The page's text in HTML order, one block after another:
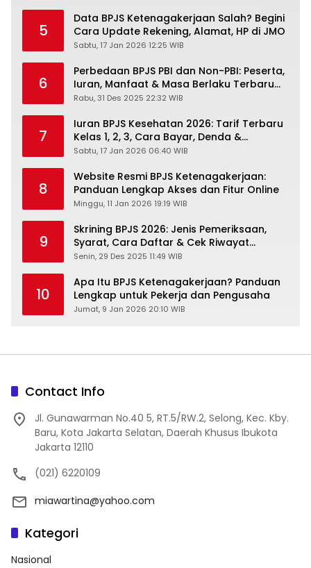
5
Data BPJS Ketenagakerjaan Salah? Begini
Cara Update Rekening, Alamat, HP di JMO
Sabtu, 17 Jan 2026 12:25 WIB
6
Perbedaan BPJS PBI dan Non-PBI: Peserta,
Iuran, Manfaat & Masa Berlaku Terbaru
2026
Rabu, 31 Des 2025 22:32 WIB
7
Iuran BPJS Kesehatan 2026: Tarif Terbaru
Kelas 1, 2, 3, Cara Bayar, Denda &
Panduan Lengkap Peserta JKN-KIS
Sabtu, 17 Jan 2026 06:40 WIB
8
Website Resmi BPJS Ketenagakerjaan:
Panduan Lengkap Akses dan Fitur Online
Minggu, 11 Jan 2026 19:19 WIB
9
Skrining BPJS 2026: Jenis Pemeriksaan,
Syarat, Cara Daftar & Cek Riwayat
Kesehatan Gratis
Senin, 29 Des 2025 11:49 WIB
10
Apa Itu BPJS Ketenagakerjaan? Panduan
Lengkap untuk Pekerja dan Pengusaha
Jumat, 9 Jan 2026 20:10 WIB
Contact Info
Jl. Gunawarman No.40 5, RT.5/RW.2, Selong, Kec. Kby.
Baru, Kota Jakarta Selatan, Daerah Khusus Ibukota
Jakarta 12110
(021) 6220109
miawartina@yahoo.com
Kategori
Nasional